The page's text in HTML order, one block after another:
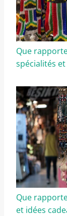
Que
spécialités
Que
et idées